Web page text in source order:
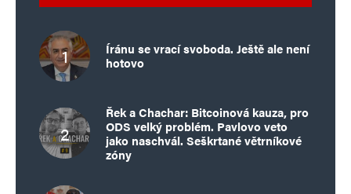
Íránu se vrací svoboda. Ještě ale není
hotovo
Řek a Chachar: Bitcoinová kauza, pro
ODS velký problém. Pavlovo veto
jako naschvál. Seškrtané větrníkové
zóny